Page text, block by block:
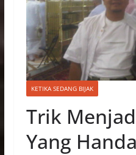
KETIKA SEDANG BIJAK
Trik
Yang